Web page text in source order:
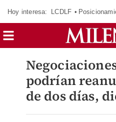
Hoy interesa: LCDLF
podrían
de dos días,